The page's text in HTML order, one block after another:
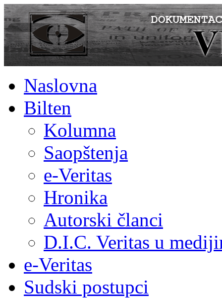
Naslovna
Bilten
Kolumna
Saopštenja
e-Veritas
Hronika
Autorski članci
D.I.C. Veritas u
e-Veritas
Sudski postupci